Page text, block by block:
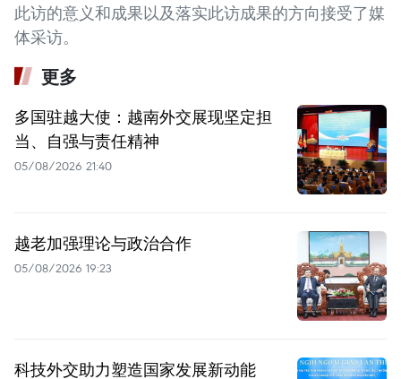
此访的意义和成果以及落实此访成果的方向接受了媒
体采访。
更多
多国驻越大使：越南外交展现坚定担
当、自强与责任精神
05/08/2026 21:40
越老加强理论与政治合作
05/08/2026 19:23
科技外交助力塑造国家发展新动能